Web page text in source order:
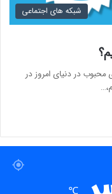
شبکه های اجتماعی
در دنیای امروز در